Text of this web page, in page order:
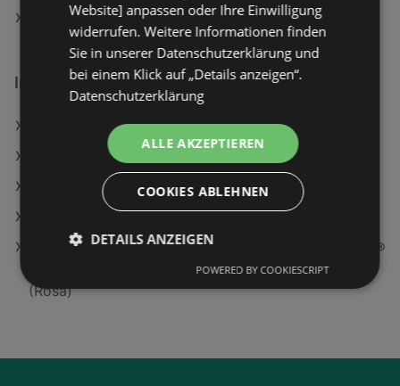
Travel FREE Angebote
Interessantes auf wogibtswas.at
Drehtürenschrank Padua Angebote
BILLA in Litschau
Goobay 93988 Angebote
AEG TR7PB63ZSB 7000 MealAssist mit SteamCrisp®
Backofen inkl. AB61C1WP Staubsauger mit Beutel
(Rosa)
Website] anpassen oder Ihre Einwilligung
widerrufen. Weitere Informationen finden
Sie in unserer Datenschutzerklärung und
bei einem Klick auf „Details anzeigen“.
Datenschutzerklärung
ALLE AKZEPTIEREN
COOKIES ABLEHNEN
DETAILS ANZEIGEN
POWERED BY COOKIESCRIPT